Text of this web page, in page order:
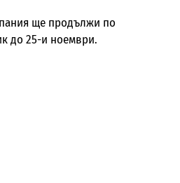
ще продължи по
до 25-и ноември.